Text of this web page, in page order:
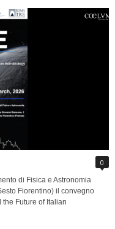
0
di Fisica e Astronomia
Fiorentino) il convegno
Future of Italian